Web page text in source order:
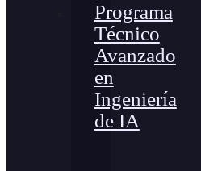
Programa
Técnico
Avanzado
en
Ingeniería
de IA